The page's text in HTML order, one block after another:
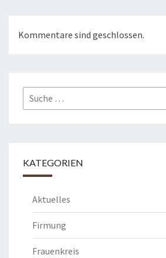
Kommentare sind geschlossen.
Suche
nach:
KATEGORIEN
Aktuelles
Firmung
Frauenkreis